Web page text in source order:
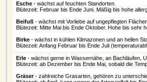
Esche - wächst auf feuchten Standorten.
Blütezeit: Februar bis Ende Juni. Mäßig bis hohe
Beifuß - wächst mit Vorliebe auf ungepflegten
Blütezeit: Mitte Mai bis Ende Oktober. Hohe bis sehr
Birke - wächst in kühlen Klimazonen und an hellen
Blütezeit: Anfang Februar bis Ende Juli
Erle - wächst gerne in Wassernähe, an Bachläufen,
Blütezeit: ab Dezember bis Ende Mai, sobald die
Gräser- zahlreiche Grasarten, gehören zu